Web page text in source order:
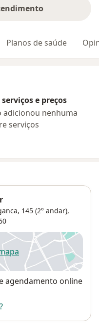
Planos de saúde
e preços
adicionou nenhuma
serviços
145 (2° andar),
num novo separador
agendamento online